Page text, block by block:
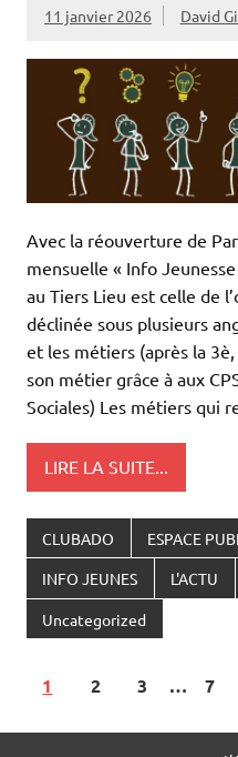
11 janvier 2026 David
Avec la réouverture de
mensuelle « Info
au Tiers Lieu est celle de
déclinée sous plusieurs
et les métiers (après la
son métier grâce à aux
Sociales) Les métiers qui
LIRE LA SUITE...
CLUBADO ESPACE
INFO JEUNES L'ACTU
Uncategorized
1 2 3 … 7